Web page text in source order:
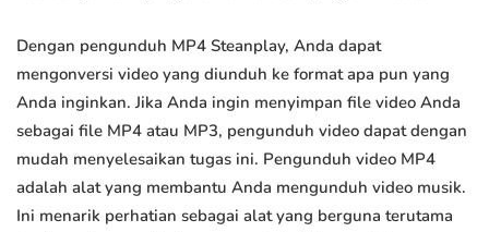
Dengan pengunduh MP4 Steanplay, Anda dapat
mengonversi video yang diunduh ke format apa pun yang
Anda inginkan. Jika Anda ingin menyimpan file video Anda
sebagai file MP4 atau MP3, pengunduh video dapat dengan
mudah menyelesaikan tugas ini. Pengunduh video MP4
adalah alat yang membantu Anda mengunduh video musik.
Ini menarik perhatian sebagai alat yang berguna terutama